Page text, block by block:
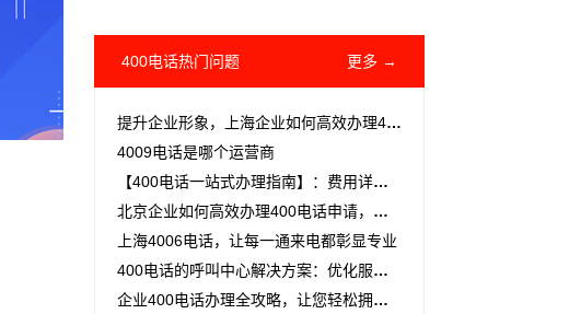
400电话热门问题 更多 →
提升企业形象，上海企业如何高效办理400电话
4009电话是哪个运营商
【400电话一站式办理指南】：费用详解、所需材料及高效选择策略
北京企业如何高效办理400电话申请，提升客户服务体验
上海4006电话，让每一通来电都彰显专业
400电话的呼叫中心解决方案：优化服务流程与提升坐席效率
企业400电话办理全攻略，让您轻松拥有专属客服热线